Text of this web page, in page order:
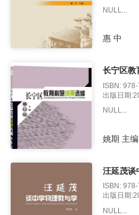
NULL...
惠 中
长宁区教
ISBN:
出版日期
NULL...
姚期 主编
汪延茂谈
ISBN:
出版日期
NULL...